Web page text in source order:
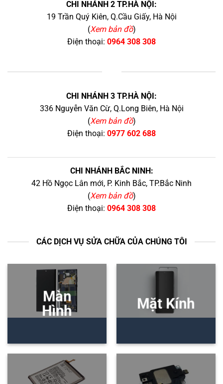
CHI NHÁNH 2 TP.HÀ NỘI:
19 Trần Quý Kiên, Q.Cầu Giấy, Hà Nội
(Xem bản đồ)
Điện thoại: 0964 308 308
CHI NHÁNH 3 TP.HÀ NỘI:
336 Nguyễn Văn Cừ, Q.Long Biên, Hà Nội
(Xem bản đồ)
Điện thoại: 0977 602 688
CHI NHÁNH BẮC NINH:
42 Hồ Ngọc Lân mới, P. Kinh Bắc, TP.Bắc Ninh
(Xem bản đồ)
Điện thoại: 0964 308 308
CÁC DỊCH VỤ SỬA CHỮA CỦA CHÚNG TÔI
Màn
Hình
Mặt Kính